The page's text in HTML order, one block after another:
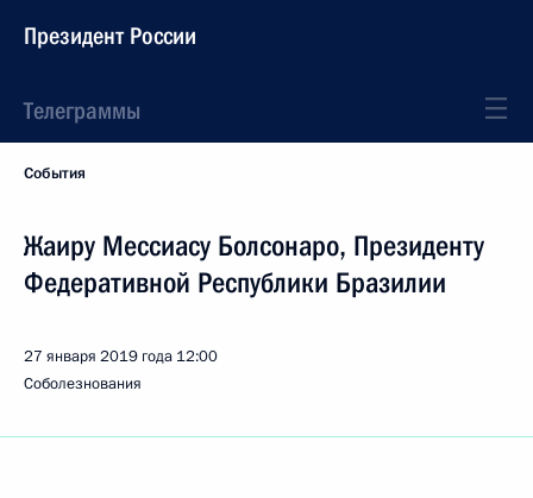
Президент России
Телеграммы
События
Жаиру Мессиасу Болсонаро, Президенту
Федеративной Республики Бразилии
27 января 2019 года 12:00
Соболезнования